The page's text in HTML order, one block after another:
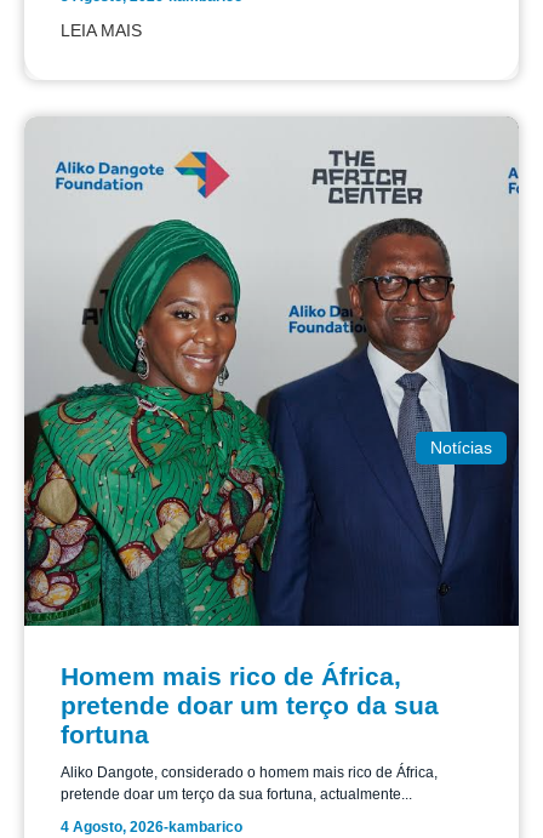
LEIA MAIS
Notícias
Homem mais rico de África,
pretende doar um terço da sua
fortuna
Aliko Dangote, considerado o homem mais rico de África,
pretende doar um terço da sua fortuna, actualmente...
4 Agosto, 2026-kambarico